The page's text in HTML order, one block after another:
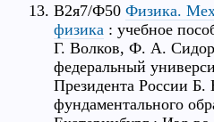
В2я7/Ф50 Физика.
физика : учебное
Г. Волков, Ф. А.
федеральный
Президента России
фундаментального